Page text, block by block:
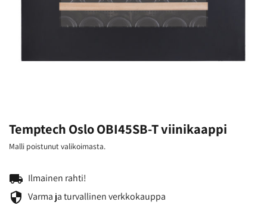
Temptech Oslo OBI45SB-T viinikaappi
Malli poistunut valikoimasta.
local_shipping Ilmainen rahti!
security Varma ja turvallinen verkkokauppa